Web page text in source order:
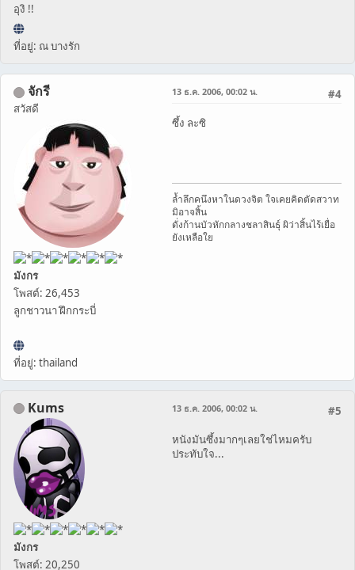
อุงิ !!
ที่อยู่: ณ บางรัก
จักรี
สวัสดี
มังกร
โพสต์: 26,453
ลูกชาวนา ฝึกกระบี่
ที่อยู่: thailand
#4
13 ธ.ค. 2006, 00:02 น.
ซึ้ง ละซิ
ล้ำลึกคนึงหาในดวงจิต ใจเคยคิดตัดสวาท
มิอาจสิ้น
ดั่งก้านบัวหักกลางชลาสินธุ์ ผิว่าสิ้นไร้เยื่อ
ยังเหลือใย
Kums
มังกร
โพสต์: 20,250
#5
13 ธ.ค. 2006, 00:02 น.
หนังมันซึ้งมากๆเลยใช่ไหมครับ
ประทับใจ...